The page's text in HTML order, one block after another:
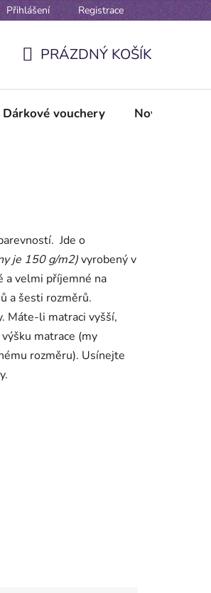
formuláře odstoupení / reklamace
Přihlášení Registrace
KOŠÍK
PRÁZDNÝ KOŠÍK
Dárkové vouchery Novinky
Jde o
je 150 g/m2)vyrobený v
a velmi příjemné na
a šesti rozměrů.
Máte-li matraci vyšší,
matrace (my
rozměru). Usínejte